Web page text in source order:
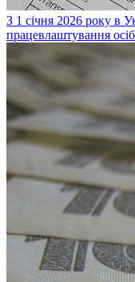
З 1 січня 2026 року в
працевлаштування осіб